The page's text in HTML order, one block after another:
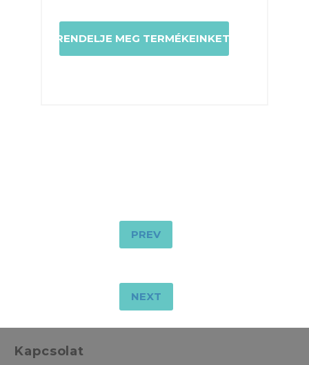
RENDELJE MEG TERMÉKEINKET!
PREV
NEXT
Kapcsolat